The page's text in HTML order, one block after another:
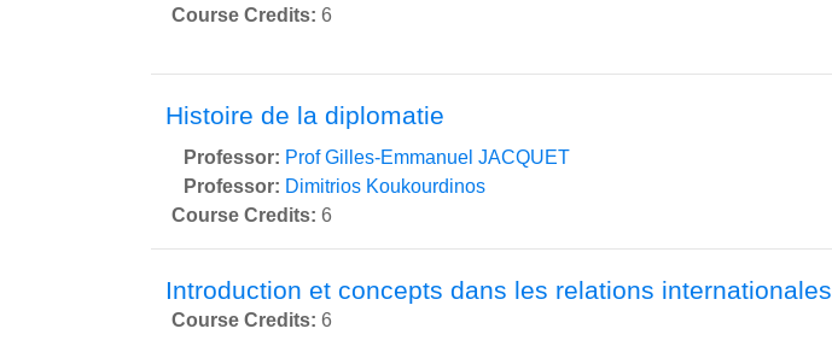
Course Credits: 6
Histoire de la diplomatie
Professor: Prof Gilles-Emmanuel JACQUET
Professor: Dimitrios Koukourdinos
Course Credits: 6
Introduction et concepts dans les relations internationales
Course Credits: 6